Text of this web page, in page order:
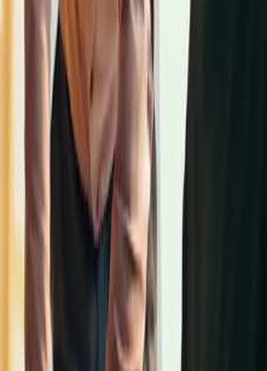
criam comunidades
facilitando o networking, a troca
elementos valiosos para o
para atuar
os princípios da economia
estratégias podem ser
ou serviço que pode ser